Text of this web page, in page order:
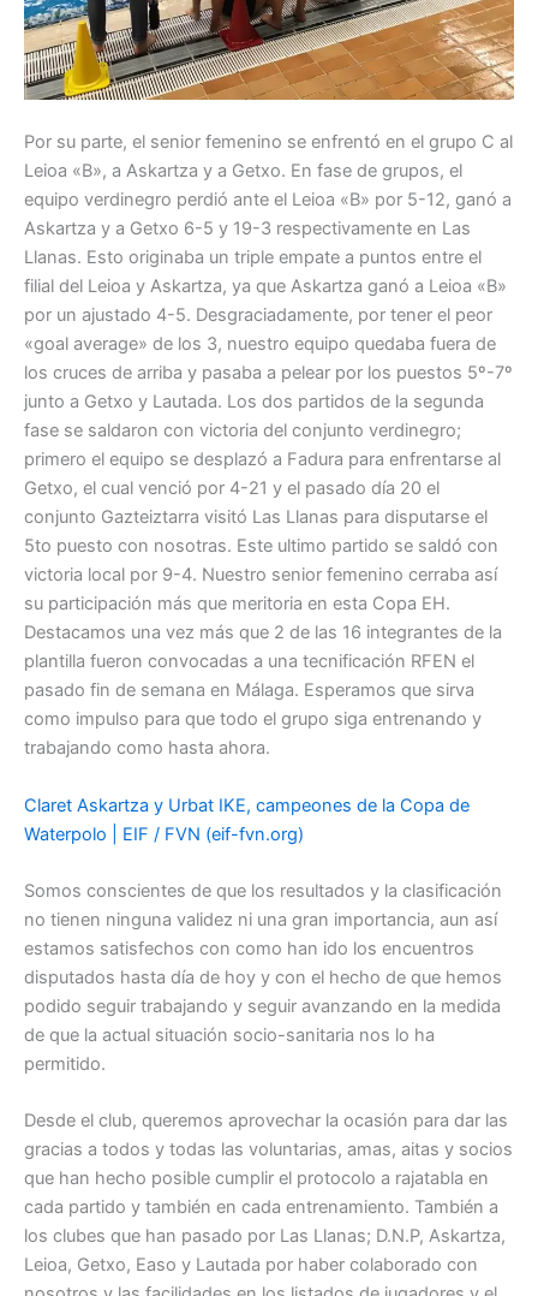
Por su parte, el senior femenino se enfrentó en el grupo C al
Leioa «B», a Askartza y a Getxo. En fase de grupos, el
equipo verdinegro perdió ante el Leioa «B» por 5-12, ganó a
Askartza y a Getxo 6-5 y 19-3 respectivamente en Las
Llanas. Esto originaba un triple empate a puntos entre el
filial del Leioa y Askartza, ya que Askartza ganó a Leioa «B»
por un ajustado 4-5. Desgraciadamente, por tener el peor
«goal average» de los 3, nuestro equipo quedaba fuera de
los cruces de arriba y pasaba a pelear por los puestos 5º-7º
junto a Getxo y Lautada. Los dos partidos de la segunda
fase se saldaron con victoria del conjunto verdinegro;
primero el equipo se desplazó a Fadura para enfrentarse al
Getxo, el cual venció por 4-21 y el pasado día 20 el
conjunto Gazteiztarra visitó Las Llanas para disputarse el
5to puesto con nosotras. Este ultimo partido se saldó con
victoria local por 9-4. Nuestro senior femenino cerraba así
su participación más que meritoria en esta Copa EH.
Destacamos una vez más que 2 de las 16 integrantes de la
plantilla fueron convocadas a una tecnificación RFEN el
pasado fin de semana en Málaga. Esperamos que sirva
como impulso para que todo el grupo siga entrenando y
trabajando como hasta ahora.
Claret Askartza y Urbat IKE, campeones de la Copa de
Waterpolo | EIF / FVN (eif-fvn.org)
Somos conscientes de que los resultados y la clasificación
no tienen ninguna validez ni una gran importancia, aun así
estamos satisfechos con como han ido los encuentros
disputados hasta día de hoy y con el hecho de que hemos
podido seguir trabajando y seguir avanzando en la medida
de que la actual situación socio-sanitaria nos lo ha
permitido.
Desde el club, queremos aprovechar la ocasión para dar las
gracias a todos y todas las voluntarias, amas, aitas y socios
que han hecho posible cumplir el protocolo a rajatabla en
cada partido y también en cada entrenamiento. También a
los clubes que han pasado por Las Llanas; D.N.P, Askartza,
Leioa, Getxo, Easo y Lautada por haber colaborado con